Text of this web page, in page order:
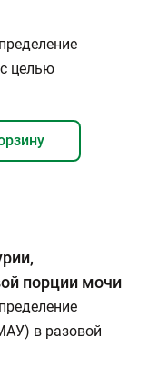
целью
порции мочи
в разовой